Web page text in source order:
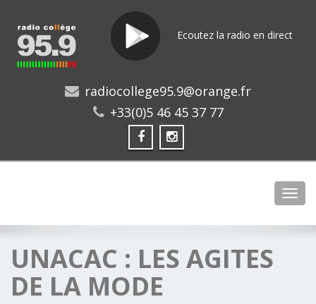
Ecoutez la radio en direct
radiocollege95.9@orange.fr
+33(0)5 46 45 37 77
UNACAC : LES AGITES
DE LA MODE